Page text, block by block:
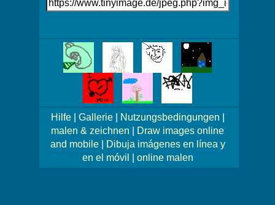
auf's
Mehr
Bilder!
Hilfe| Gallerie| Nutzungsbedingungen
malen & zeichnen
Draw images online
and mobile|
Dibuja imágenes en línea y
en el móvil
online malen